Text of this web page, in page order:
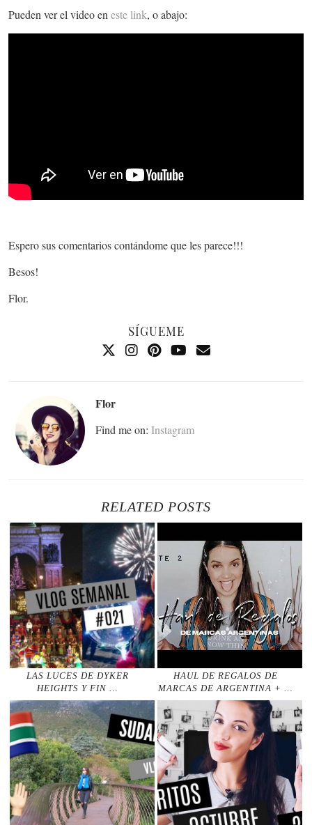
Pueden ver el video en este link, o abajo:
Espero sus comentarios contándome que les parece!!!
Besos!
Flor.
SÍGUEME
Flor
Find me on: Instagram
RELATED POSTS
LAS LUCES DE DYKER
HEIGHTS Y FIN …
HAUL DE REGALOS DE
MARCAS DE ARGENTINA + …